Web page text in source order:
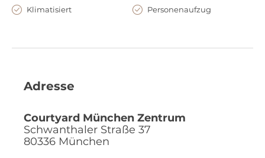
Klimatisiert
Personenaufzug
Adresse
Courtyard München Zentrum
Schwanthaler Straße 37
80336 München